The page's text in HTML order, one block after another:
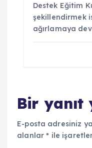
Destek Eğitim
şekillendirmek
ağırlamaya
Bir yanıt
E-posta adresiniz
alanlar* ile